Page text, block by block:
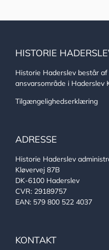
HISTORIE
Historie Haderslev består
ansvarsområde i Haderslev
Tilgængelighedserklæring
ADRESSE
Historie Haderslev
Kløvervej 87B
DK-6100 Haderslev
CVR: 29189757
EAN: 579 800 522 4037
KONTAKT